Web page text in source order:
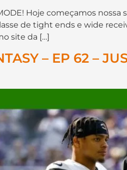
Hoje começamos
de tight ends e wide
site da […]
– EP 62 –